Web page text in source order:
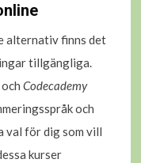
alternativ finns det
tillgängliga.
ochCodecademy
och
val för dig som vill
kurser